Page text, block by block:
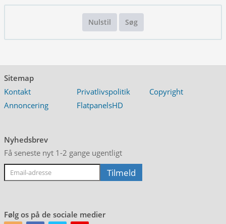
Nulstil Søg
Sitemap
Kontakt
Privatlivspolitik
Copyright
Annoncering
FlatpanelsHD
Nyhedsbrev
Få seneste nyt 1-2 gange ugentligt
Følg os på de sociale medier